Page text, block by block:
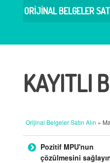
ORIJINAL BELGELER
KAYITLI
Orijinal Belgeler Satın Alın »
İçeriğe atla
Pozitif MPU'nun
çözülmesini